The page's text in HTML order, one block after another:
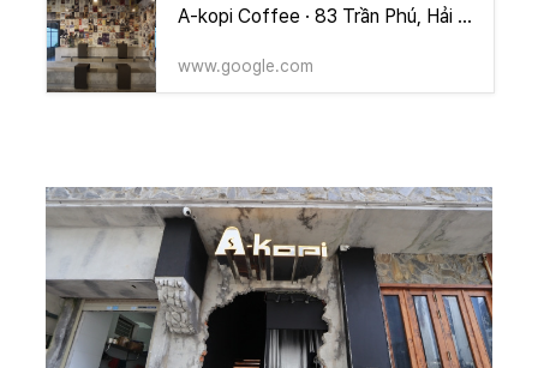
A-kopi Coffee · 83 Trần Phú, Hải Châu, Đà Nẵng 550000 베트남
www.google.com